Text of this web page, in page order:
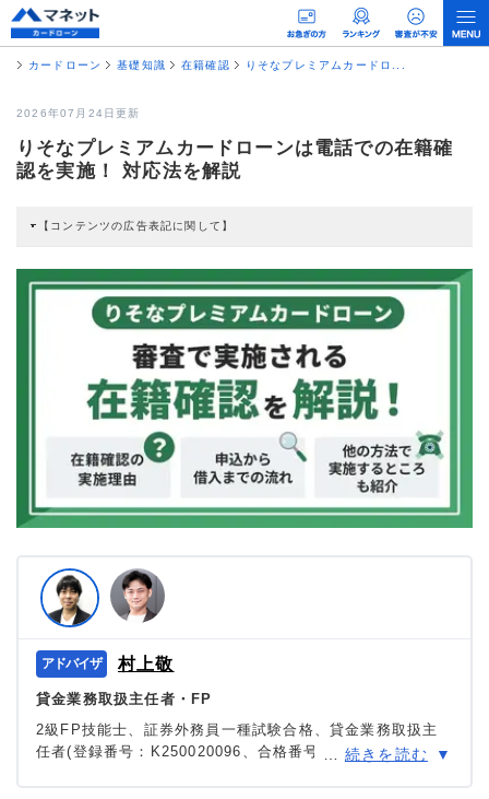
カードローン 基礎知識 在籍確認 りそなプレミアムカードロ...
2026年07月24日更新
りそなプレミアムカードローンは電話での在籍確
認を実施！ 対応法を解説
【コンテンツの広告表記に関して】
すると弊社に対して企業から紹介報酬が支払われるという収益モデルです。 た
だし、特定の商品を根拠なくPRするものではなく、当編集部の調査／ユーザー
への口コミ収集などに基づき、公平性を担保した情報提供を行っています。
>提携企業一覧
村上敬
貸金業務取扱主任者・FP
2級FP技能士、証券外務員一種試験合格、貸金業務取扱主
任者(登録番号：K250020096、合格番号：第F241000177
… 続きを読む